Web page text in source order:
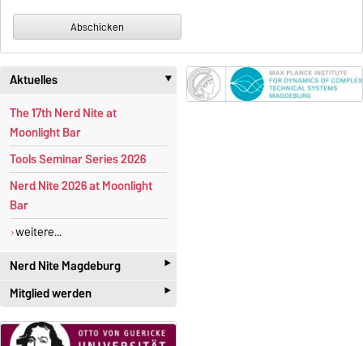
Aktuelles ‣
The 17th Nerd Nite at
Moonlight Bar
Tools Seminar Series 2026
Nerd Nite 2026 at Moonlight
Bar
weitere...
Nerd Nite Magdeburg
‣
It's like the Discovery Channel -
withbeer!
Mitglied werden ‣
Studenten und Akademiker